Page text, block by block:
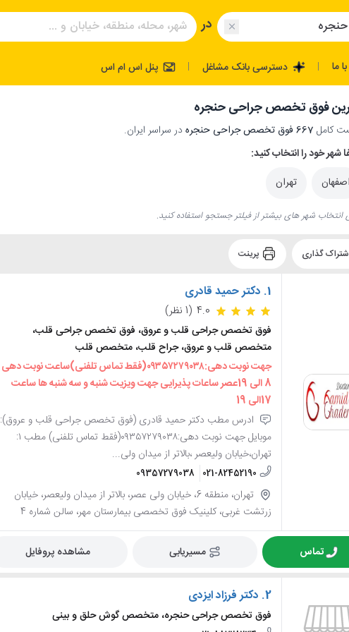
در
ما | دسترسی بانک مشاغل | پنل اس ام اس
فوق تخصص جراحی حنجره
کامل 667 فوق تخصص جراحی حنجره
در سراسر ایران.
شهر خود را انتخاب کنید:
اصفهان
تهران
انتخاب شهر های بیشتر از فیلتر جستجو استفاده کنید.
1. دکتر حمید قادری
4.0 (1 نظر)
فوق تخصص جراحی قلب و عروق، فوق تخصص جراحی قلب،
متخصص قلب و عروق، جراح قلب، متخصص قلب
جهت نوبت دهی:٠٩٣٥٧٢٧٩٠٣٨(فقط تماس تلفنی)ساعت نوبت دهی
8 الی 19عصر ساعات پذیرایی جهت ویزیت شنبه و سه شنبه ها ساعت
17الی 19
ادرس مطب دکتر حمید قادری (فوق تخصص جراحی قلب و عروق):
موبایل جهت نوبت دهی:٠٩٣٥٧٢٧٩٠٣٨(فقط تماس تلفنی) مطب ١:
تهران،خیابان ولیعصر ،بالاتر از میدان ولی...
021-82452190
09357279038
تهران، منطقه 6، خیابان ولی عصر، بالاتر از میدان ولیعصر، خیابان
زرتشت غربی، کلینیک فوق تخصصی بیمارستان مهر، سالن شماره 4
تماس مسیریابی مشاهده پروفایل
2. دکتر فرزاد ایزدی
فوق تخصص جراحی حنجره، متخصص گوش حلق و بینی